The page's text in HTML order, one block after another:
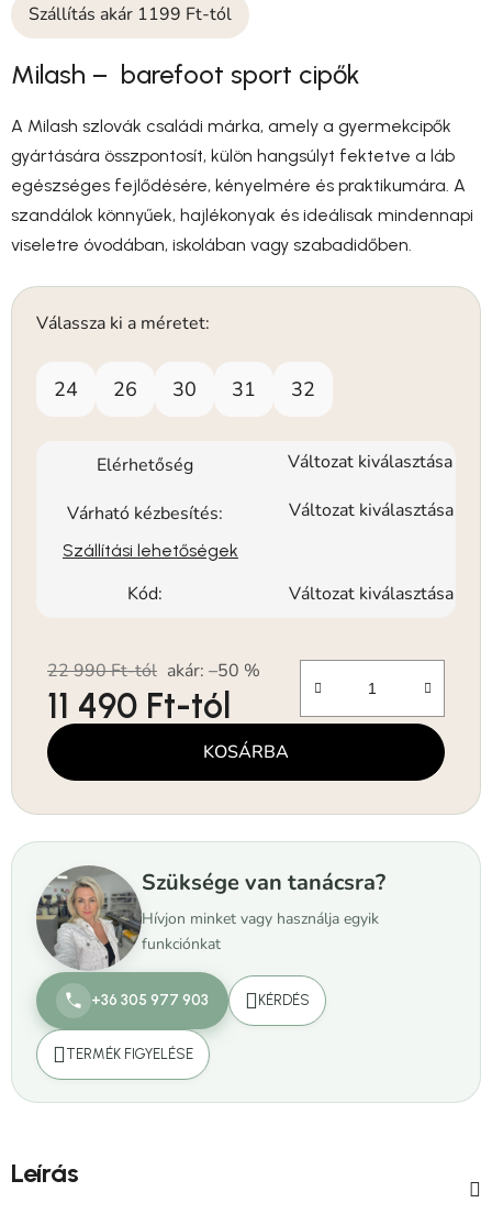
Szállítás akár 1199 Ft-tól
Milash – barefoot sport cipők
A Milash szlovák családi márka, amely a gyermekcipők
gyártására összpontosít, külön hangsúlyt fektetve a láb
egészséges fejlődésére, kényelmére és praktikumára. A
szandálok könnyűek, hajlékonyak és ideálisak mindennapi
viseletre óvodában, iskolában vagy szabadidőben.
Válassza ki a méretet:
24 26 30 31 32
Elérhetőség Változat kiválasztása
Várható kézbesítés: Változat kiválasztása
Szállítási lehetőségek
Kód: Változat kiválasztása
22 990 Ft-tól akár: –50 %
11 490 Ft-tól
Egységár: KOSÁRBA
Szüksége van tanácsra?
Hívjon minket vagy használja egyik
funkciónkat
+36 305 977 903 KÉRDÉS
TERMÉK FIGYELÉSE
Leírás